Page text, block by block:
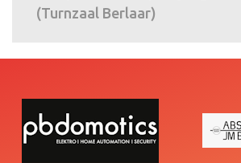
(Turnzaal Berlaar)